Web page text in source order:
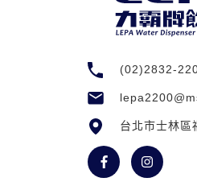
(02)2832-
台北市士林區